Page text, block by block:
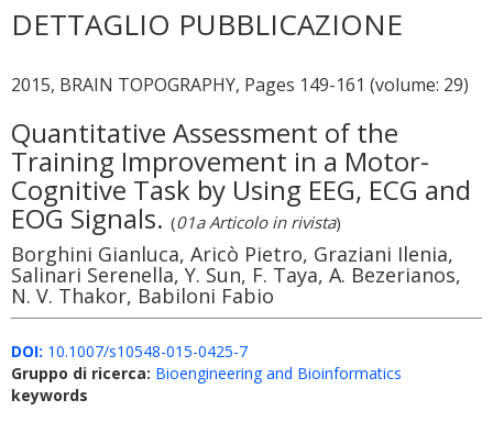
DETTAGLIO PUBBLICAZIONE
2015, BRAIN TOPOGRAPHY, Pages 149-161 (volume: 29)
Quantitative Assessment of the
Training Improvement in a Motor-
Cognitive Task by Using EEG, ECG and
EOG Signals. (01a Articolo in rivista)
Borghini Gianluca, Aricò Pietro, Graziani Ilenia,
Salinari Serenella, Y. Sun, F. Taya, A. Bezerianos,
N. V. Thakor, Babiloni Fabio
DOI: 10.1007/s10548-015-0425-7
Gruppo di ricerca: Bioengineering and Bioinformatics
keywords